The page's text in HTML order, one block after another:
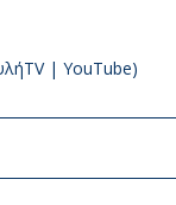
| YouTube)